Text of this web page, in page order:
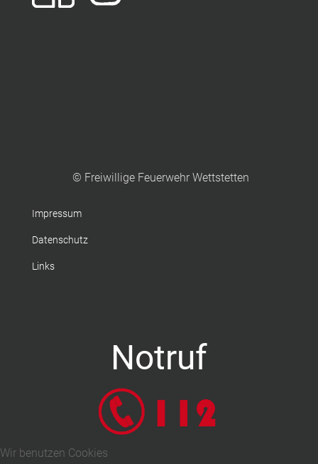
© Freiwillige Feuerwehr Wettstetten
Impressum
Datenschutz
Links
Notruf
Wir benutzen Cookies